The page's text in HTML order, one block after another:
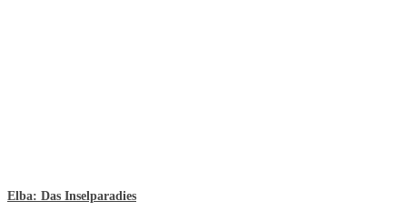
Elba: Das Inselparadies